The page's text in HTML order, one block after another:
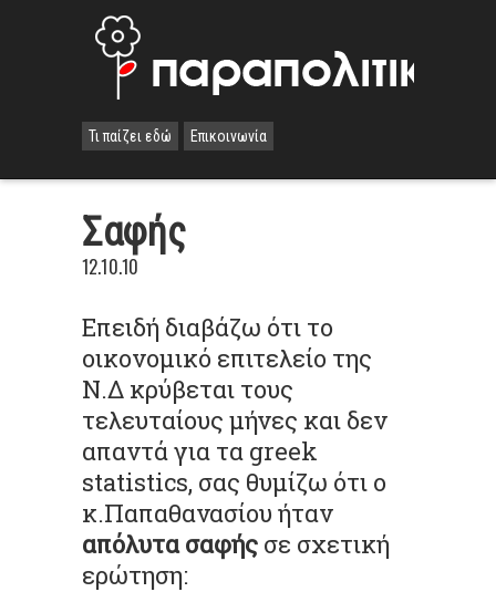
Τι παίζει εδώ Επικοινωνία
Σαφής
12.10.10
Επειδή διαβάζω ότι το
οικονομικό επιτελείο της
Ν.Δ κρύβεται τους
τελευταίους μήνες και δεν
απαντά για τα greek
statistics, σας θυμίζω ότι ο
κ.Παπαθανασίου ήταν
απόλυτα σαφής σε σχετική
ερώτηση: